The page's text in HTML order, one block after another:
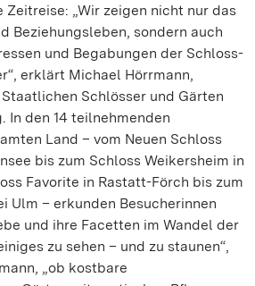
„Wir zeigen nicht nur das
Beziehungsleben, sondern auch
und Begabungen der Schloss-
erklärt Michael Hörrmann,
Schlösser und Gärten
In den 14 teilnehmenden
Land – vom Neuen Schloss
bis zum Schloss Weikersheim in
Favorite in Rastatt-Förch bis zum
Ulm – erkunden Besucherinnen
und ihre Facetten im Wandel der
zu sehen – und zu staunen“,
„ob kostbare